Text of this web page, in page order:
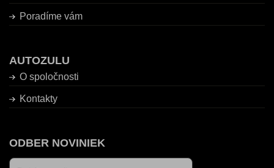
Poradíme vám
AUTOZULU
O spoločnosti
Kontakty
ODBER NOVINIEK